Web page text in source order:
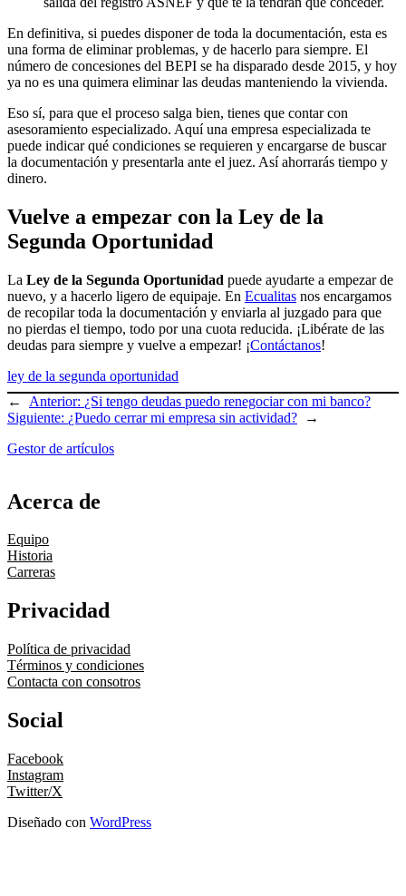
En definitiva, si puedes disponer de toda la documentación, esta es
una forma de eliminar problemas, y de hacerlo para siempre. El
número de concesiones del BEPI se ha disparado desde 2015, y hoy
ya no es una quimera eliminar las deudas manteniendo la vivienda.
Eso sí, para que el proceso salga bien, tienes que contar con
asesoramiento especializado. Aquí una empresa especializada te
puede indicar qué condiciones se requieren y encargarse de buscar
la documentación y presentarla ante el juez. Así ahorrarás tiempo y
dinero.
Vuelve a empezar con la Ley de la
Segunda Oportunidad
La Ley de la Segunda Oportunidad puede ayudarte a empezar de
nuevo, y a hacerlo ligero de equipaje. En Ecualitas nos encargamos
de recopilar toda la documentación y enviarla al juzgado para que
no pierdas el tiempo, todo por una cuota reducida. ¡Libérate de las
deudas para siempre y vuelve a empezar! ¡Contáctanos!
ley de la segunda oportunidad
←
Anterior: ¿Si tengo deudas puedo renegociar con mi banco?
Siguiente: ¿Puedo cerrar mi empresa sin actividad?
→
Gestor de artículos
Acerca de
Equipo
Historia
Carreras
Privacidad
Política de privacidad
Términos y condiciones
Contacta con consotros
Social
Facebook
Instagram
Twitter/X
Diseñado con WordPress